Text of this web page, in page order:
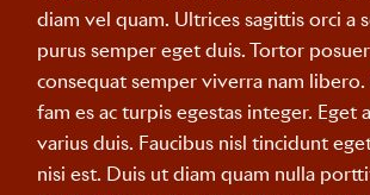
diam vel quam. Ultrices sagittis orci a
purus semper eget duis. Tortor
consequat semper viverra nam libero.
fam es ac turpis egestas integer. Eget
varius duis. Faucibus nisl tincidunt
nisi est. Duis ut diam quam nulla